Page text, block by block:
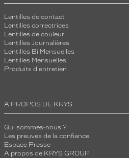
Lentilles de contact
Lentilles correctrices
Lentilles de couleur
Lentilles Journalières
Lentilles Bi Mensuelles
Lentilles Mensuelles
Produits d'entretien
A PROPOS DE KRYS
Qui sommes-nous ?
Les preuves de la confiance
Espace Presse
A propos de KRYS GROUP